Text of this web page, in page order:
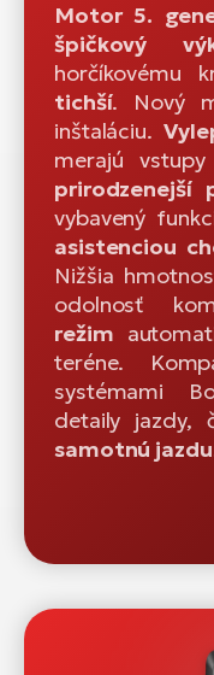
Motor 5.
špičkový
horčíkovému
tichší. Nový
inštaláciu.
merajú
prirodzenejší
vybavený
asistenciou
Nižšia
odolnosť
režim
teréne.
systémami
detaily jazdy,
samotnú jazdu